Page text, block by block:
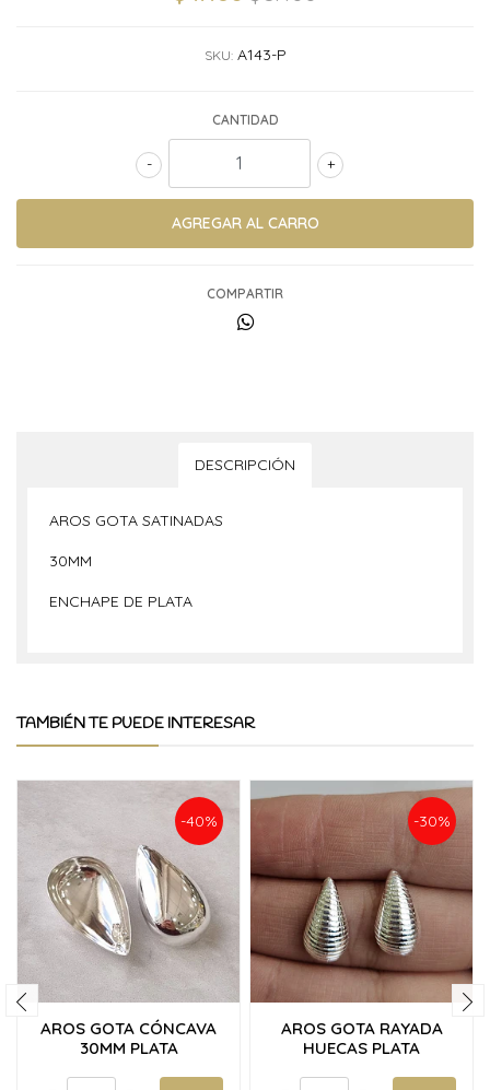
SKU: A143-P
CANTIDAD
+
-
COMPARTIR
DESCRIPCIÓN
AROS GOTA SATINADAS
30MM
ENCHAPE DE PLATA
TAMBIÉN TE PUEDE INTERESAR
-40%
AROS GOTA CÓNCAVA
30MM PLATA
-30%
AROS GOTA RAYADA
HUECAS PLATA